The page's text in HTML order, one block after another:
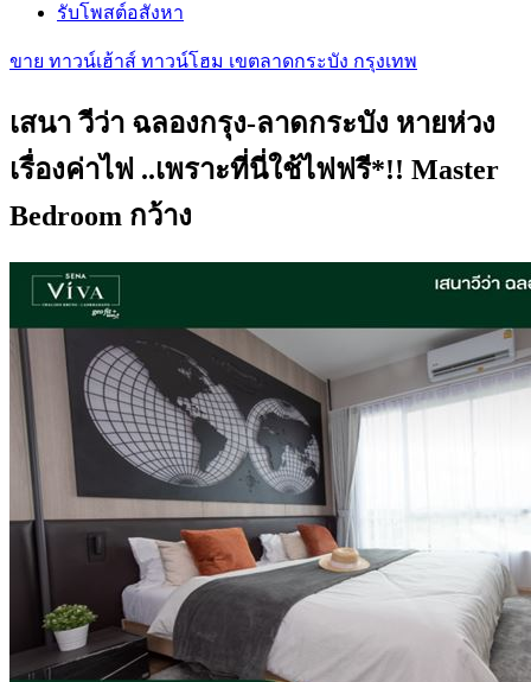
รับโพสต์อสังหา
ขาย ทาวน์เฮ้าส์ ทาวน์โฮม เขตลาดกระบัง กรุงเทพ
เสนา วีว่า ฉลองกรุง-ลาดกระบัง หายห่วง
เรื่องค่าไฟ ..เพราะที่นี่ใช้ไฟฟรี*!! Master
Bedroom กว้าง